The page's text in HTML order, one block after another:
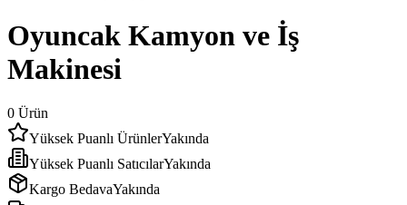
Oyuncak Kamyon ve İş
Makinesi
0 Ürün
Yüksek Puanlı ÜrünlerYakında
Yüksek Puanlı SatıcılarYakında
Kargo BedavaYakında